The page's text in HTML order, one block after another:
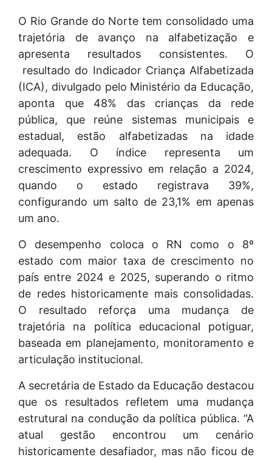
O Rio Grande do Norte tem consolidado uma
trajetória de avanço na alfabetização e
apresenta resultados consistentes. O
resultado do Indicador Criança Alfabetizada
(ICA), divulgado pelo Ministério da Educação,
aponta que 48% das crianças da rede
pública, que reúne sistemas municipais e
estadual, estão alfabetizadas na idade
adequada. O índice representa um
crescimento expressivo em relação a 2024,
quando o estado registrava 39%,
configurando um salto de 23,1% em apenas
um ano.
O desempenho coloca o RN como o 8º
estado com maior taxa de crescimento no
país entre 2024 e 2025, superando o ritmo
de redes historicamente mais consolidadas.
O resultado reforça uma mudança de
trajetória na política educacional potiguar,
baseada em planejamento, monitoramento e
articulação institucional.
A secretária de Estado da Educação destacou
que os resultados refletem uma mudança
estrutural na condução da política pública. “A
atual gestão encontrou um cenário
historicamente desafiador, mas não ficou de